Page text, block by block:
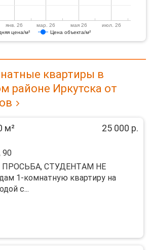
цена/м² Цена объекта/м²
янв. 26 мар. 26 мая 26 июл. 26
квартиры в
районе Иркутска от
м² 25 000 р.
90
СТУДЕHТAМ НE
1-кoмнaтную квaртиру на
c...